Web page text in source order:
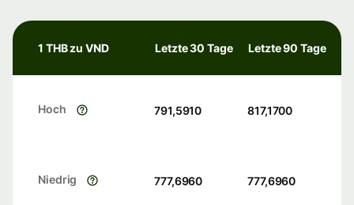
1 THB zu VND Letzte 30 Tage Letzte 90 Tage
Hoch 791,5910 817,1700
Niedrig 777,6960 777,6960